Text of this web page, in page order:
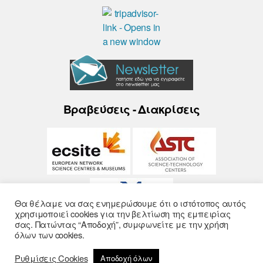
Βραβεύσεις - Διακρίσεις
© 2026Noesis - Σχεδίαση και Υλοποίηση
Θα θέλαμε να σας ενημερώσουμε ότι ο ιστότοπος αυτός
χρησιμοποιεί cookies για την βελτίωση της εμπειρίας
σας. Πατώντας “Αποδοχή”, συμφωνείτε με την χρήση
όλων των cookies.
Ρυθμίσεις Cookies
Αποδοχή όλων